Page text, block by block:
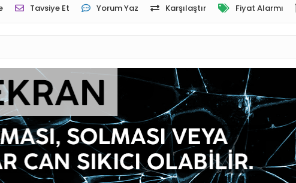
Tavsiye Et Yorum Yaz Karşılaştır Fiyat Alarmı